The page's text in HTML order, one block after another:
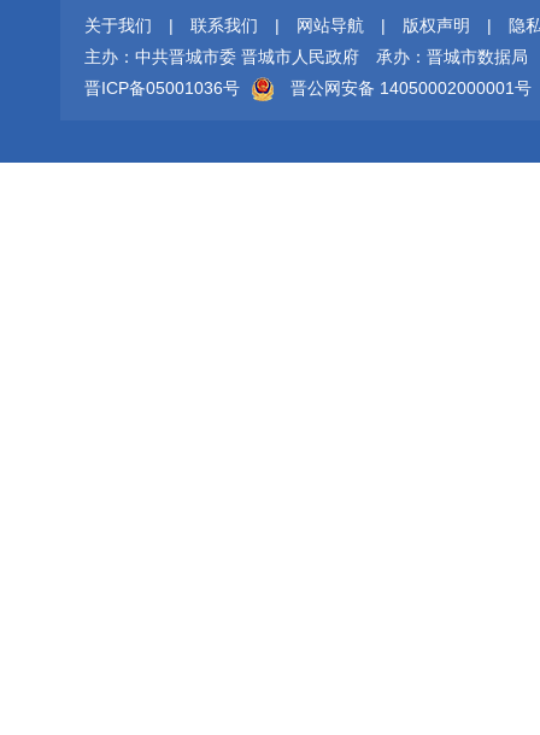
关于我们 | 联系我们 | 网站导航 | 版权声明 |
隐
主办：中共晋城市委 晋城市人民政府
承办：晋城市数据局
晋ICP备05001036号
晋公网安备 14050002000001号